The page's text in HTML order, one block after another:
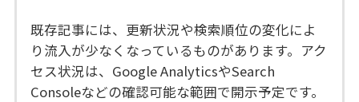
既存記事には、更新状況や検索順位の変化によ
り流入が少なくなっているものがあります。アク
セス状況は、Google AnalyticsやSearch
Consoleなどの確認可能な範囲で開示予定です。